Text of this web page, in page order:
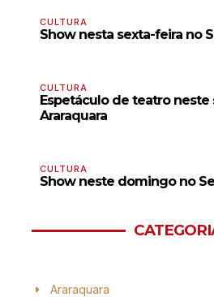
CULTURA
Show nesta sexta-feira no
CULTURA
Espetáculo de teatro neste
Araraquara
CULTURA
Show neste domingo no
Araraquara